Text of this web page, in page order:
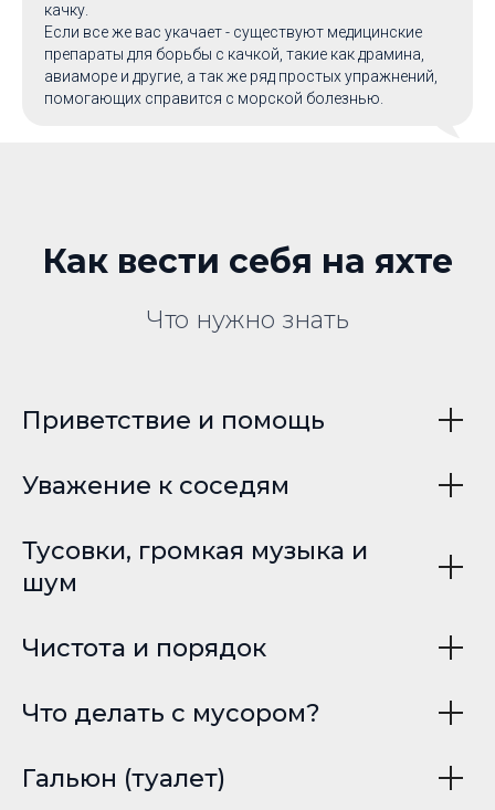
качку.
Если все же вас укачает - существуют медицинские
препараты для борьбы с качкой, такие как драмина,
авиаморе и другие, а так же ряд простых упражнений,
помогающих справится с морской болезнью.
Как вести себя на яхте
Что нужно знать
Приветствие и помощь
Уважение к соседям
Тусовки, громкая музыка и
шум
Чистота и порядок
Что делать с мусором?
Гальюн (туалет)